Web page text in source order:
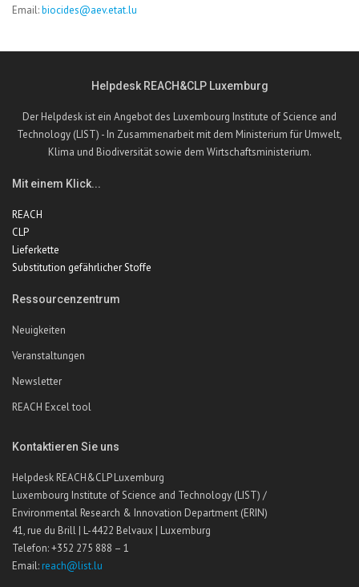
Email:biocides@aev.etat.lu
Helpdesk REACH&CLP Luxemburg
Der Helpdesk ist ein Angebot des Luxembourg Institute of Science and
Technology (LIST) - In Zusammenarbeit mit dem Ministerium für Umwelt,
Klima und Biodiversität sowie dem Wirtschaftsministerium.
Mit einem Klick...
REACH
CLP
Lieferkette
Substitution gefährlicher Stoffe
Ressourcenzentrum
Neuigkeiten
Veranstaltungen
Newsletter
REACH Excel tool
Kontaktieren Sie uns
Helpdesk REACH&CLP Luxemburg
Luxembourg Institute of Science and Technology (LIST) /
Environmental Research & Innovation Department (ERIN)
41, rue du Brill | L-4422 Belvaux | Luxemburg
Telefon: +352 275 888 – 1
Email: reach@list.lu